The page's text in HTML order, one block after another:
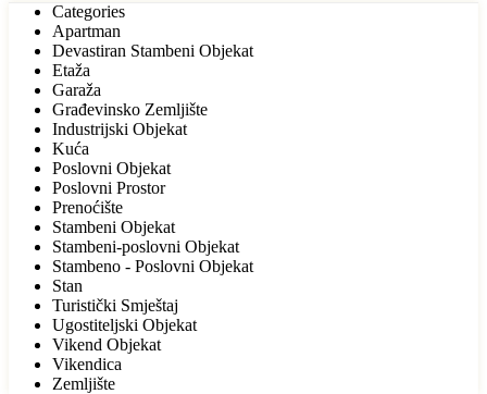
Categories
Apartman
Devastiran Stambeni Objekat
Etaža
Garaža
Građevinsko Zemljište
Industrijski Objekat
Kuća
Poslovni Objekat
Poslovni Prostor
Prenoćište
Stambeni Objekat
Stambeni-poslovni Objekat
Stambeno - Poslovni Objekat
Stan
Turistički Smještaj
Ugostiteljski Objekat
Vikend Objekat
Vikendica
Zemljište